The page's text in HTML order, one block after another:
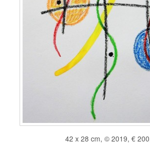
42 x 28 cm, © 2019, €